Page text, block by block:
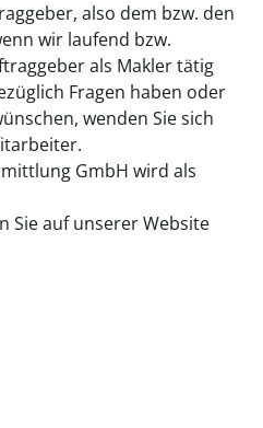
also dem bzw. den
wir laufend bzw.
als Makler tätig
Fragen haben oder
wenden Sie sich
GmbH wird als
Sie auf unserer Website